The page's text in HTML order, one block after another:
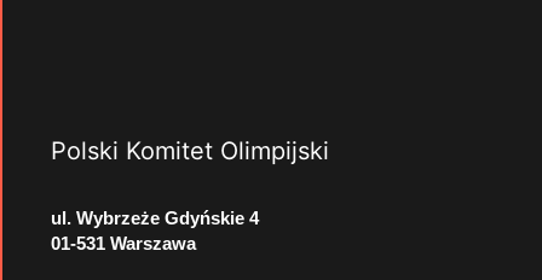
Polski Komitet Olimpijski
ul. Wybrzeże Gdyńskie 4
01-531 Warszawa